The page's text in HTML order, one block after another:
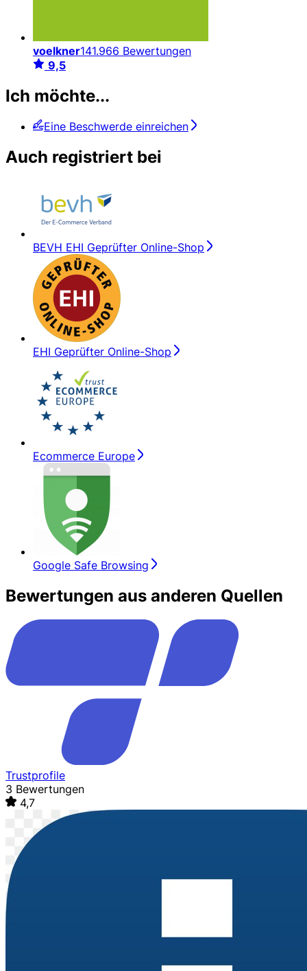
voelkner141.966 Bewertungen
9,5
Ich möchte...
Eine Beschwerde einreichen
Auch registriert bei
BEVH EHI Geprüfter Online-Shop
EHI Geprüfter Online-Shop
Ecommerce Europe
Google Safe Browsing
Bewertungen aus anderen Quellen
Trustprofile
3 Bewertungen
4,7